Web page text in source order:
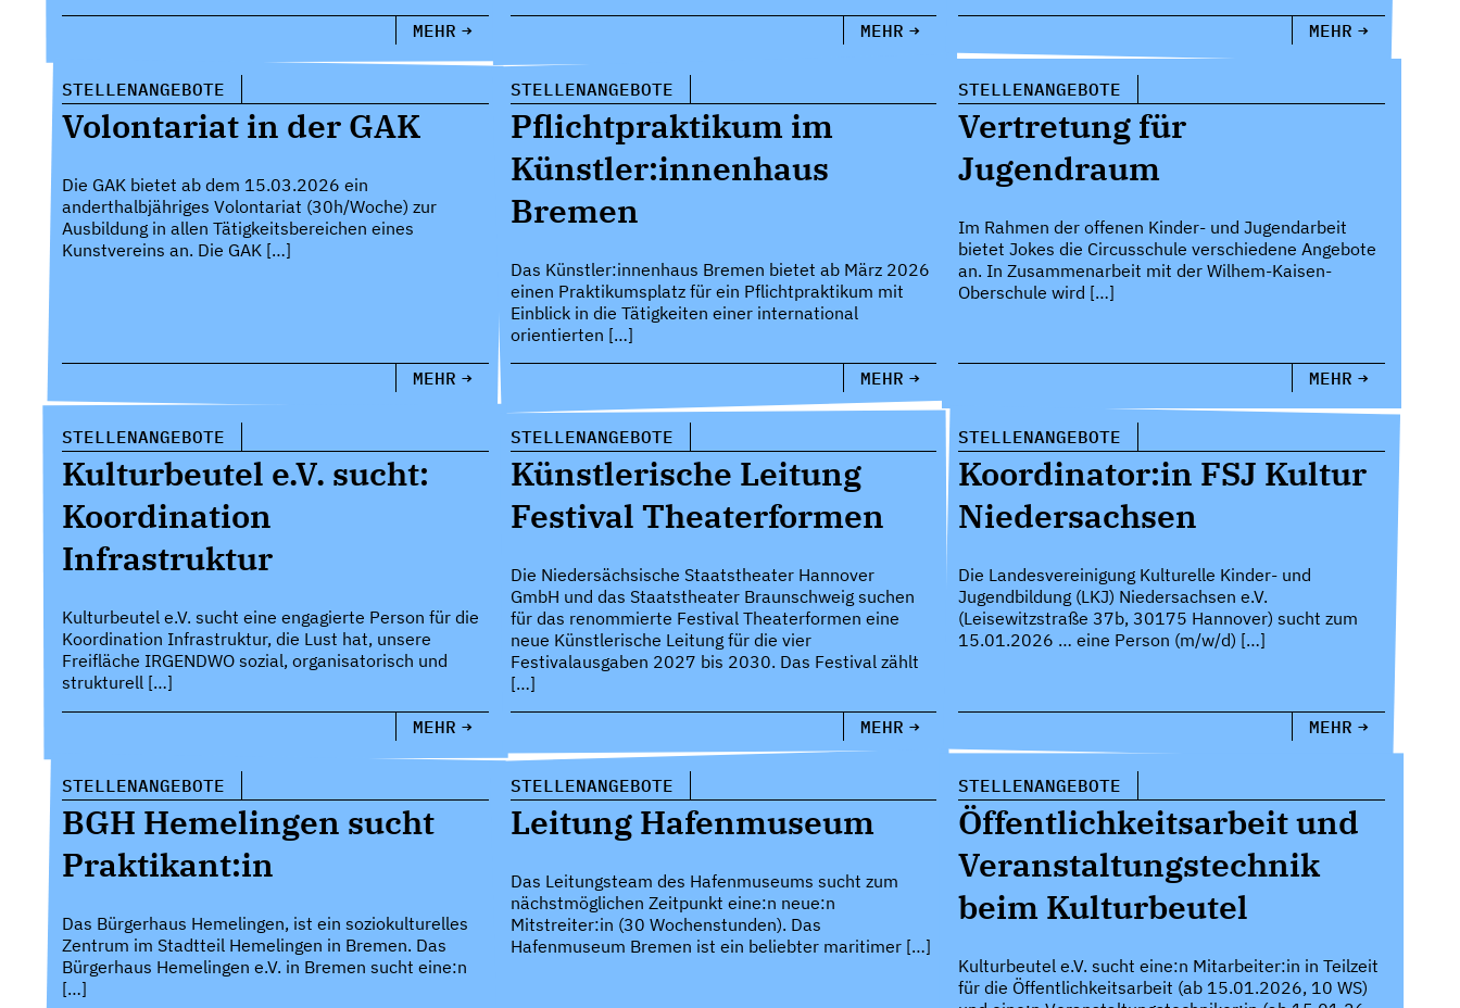
MEHR
MEHR
MEHR
STELLENANGEBOTE
Volontariat in der GAK
Die GAK bietet ab dem 15.03.2026 ein
anderthalbjähriges Volontariat (30h/Woche) zur
Ausbildung in allen Tätigkeitsbereichen eines
Kunstvereins an. Die GAK […]
MEHR
STELLENANGEBOTE
Pflichtpraktikum im
Künstler:innenhaus
Bremen
Das Künstler:innenhaus Bremen bietet ab März 2026
einen Praktikumsplatz für ein Pflichtpraktikum mit
Einblick in die Tätigkeiten einer international
orientierten […]
MEHR
STELLENANGEBOTE
Vertretung für
Jugendraum
Im Rahmen der offenen Kinder- und Jugendarbeit
bietet Jokes die Circusschule verschiedene Angebote
an. In Zusammenarbeit mit der Wilhem-Kaisen-
Oberschule wird […]
MEHR
STELLENANGEBOTE
Kulturbeutel e.V. sucht:
Koordination
Infrastruktur
Kulturbeutel e.V. sucht eine engagierte Person für die
Koordination Infrastruktur, die Lust hat, unsere
Freifläche IRGENDWO sozial, organisatorisch und
strukturell […]
MEHR
STELLENANGEBOTE
Künstlerische Leitung
Festival Theaterformen
Die Niedersächsische Staatstheater Hannover
GmbH und das Staatstheater Braunschweig suchen
für das renommierte Festival Theaterformen eine
neue Künstlerische Leitung für die vier
Festivalausgaben 2027 bis 2030. Das Festival zählt
[…]
MEHR
STELLENANGEBOTE
Koordinator:in FSJ Kultur
Niedersachsen
Die Landesvereinigung Kulturelle Kinder- und
Jugendbildung (LKJ) Niedersachsen e.V.
(Leisewitzstraße 37b, 30175 Hannover) sucht zum
15.01.2026 … eine Person (m/w/d) […]
MEHR
STELLENANGEBOTE
BGH Hemelingen sucht
Praktikant:in
Das Bürgerhaus Hemelingen, ist ein soziokulturelles
Zentrum im Stadtteil Hemelingen in Bremen. Das
Bürgerhaus Hemelingen e.V. in Bremen sucht eine:n
[…]
STELLENANGEBOTE
Leitung Hafenmuseum
Das Leitungsteam des Hafenmuseums sucht zum
nächstmöglichen Zeitpunkt eine:n neue:n
Mitstreiter:in (30 Wochenstunden). Das
Hafenmuseum Bremen ist ein beliebter maritimer […]
STELLENANGEBOTE
Öffentlichkeitsarbeit und
Veranstaltungstechnik
beim Kulturbeutel
Kulturbeutel e.V. sucht eine:n Mitarbeiter:in in Teilzeit
für die Öffentlichkeitsarbeit (ab 15.01.2026, 10 WS)